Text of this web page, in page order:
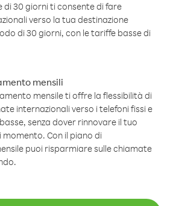
di 30 giorni ti consente di fare
verso la tua destinazione
di 30 giorni, con le tariffe basse di
mensili
mensile ti offre la flessibilità di
internazionali verso i telefoni fissi e
senza dover rinnovare il tuo
momento. Con il piano di
puoi risparmiare sulle chiamate